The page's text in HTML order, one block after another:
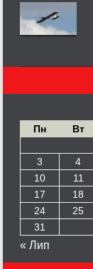
Пн
Вт
3
4
10
11
17
18
24
25
31
« Лип